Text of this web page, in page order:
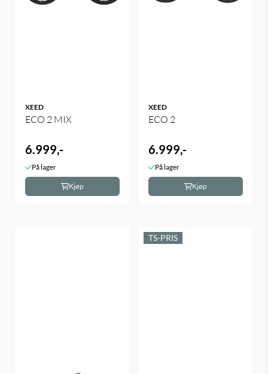
XEED
ECO 2 MIX
6.999,-
På lager
Kjøp
XEED
ECO 2
6.999,-
På lager
Kjøp